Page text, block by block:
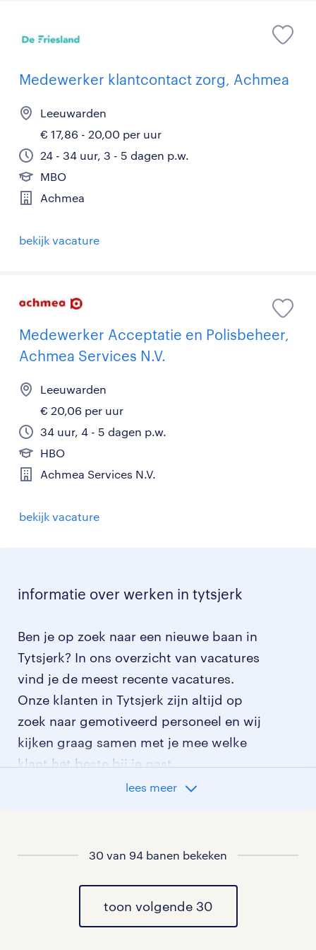
Medewerker klantcontact zorg, Achmea
Leeuwarden
€ 17,86 - 20,00 per uur
24 - 34 uur, 3 - 5 dagen p.w.
MBO
Achmea
bekijk vacature
Medewerker Acceptatie en Polisbeheer,
Achmea Services N.V.
Leeuwarden
€ 20,06 per uur
34 uur, 4 - 5 dagen p.w.
HBO
Achmea Services N.V.
bekijk vacature
informatie over werken in tytsjerk
Ben je op zoek naar een nieuwe baan in
Tytsjerk? In ons overzicht van vacatures
vind je de meest recente vacatures.
Onze klanten in Tytsjerk zijn altijd op
zoek naar gemotiveerd personeel en wij
kijken graag samen met je mee welke
klant het beste bij je past.
vacatures in Hurdegaryp
lees meer
30 van 94 banen bekeken
toon volgende 30